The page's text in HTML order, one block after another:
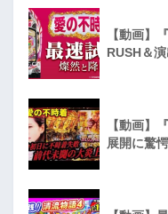
【動画】
RUSH＆
【動画】
展開に驚